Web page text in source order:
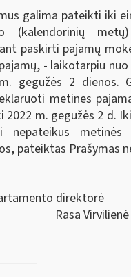
galima pateikti iki
(kalendorinių
paskirti pajamų
- laikotarpiu nuo
gegužės 2 dienos.
metines
2022 m. gegužės 2 d.
nepateikus metinės
pateiktas Prašymas
Virvilienė